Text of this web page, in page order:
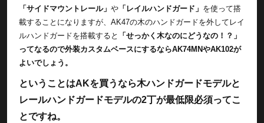
「サイドマウントレール」 や 「レイルハンドガード」 を使って搭
載することになりますが、AK47の木のハンドガードを外してレイ
ルハンドガードを搭載すると
「せっかく木なのにどうなの！？」
ってなるので外装カスタムベースにするならAK74MNやAK102が
よいでしょう。
ということはAKを買うなら木ハンドガードモデルと
レールハンドガードモデルの2丁が最低限必須ってこ
とですね。